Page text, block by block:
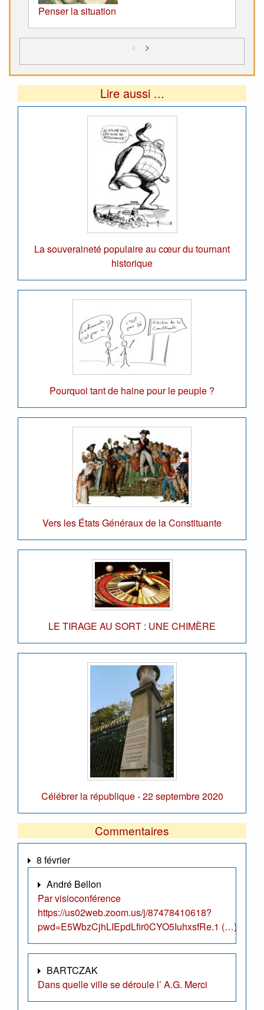
Penser la situation
< >
Lire aussi ...
La souveraineté populaire au cœur du tournant
historique
Pourquoi tant de haine pour le peuple ?
Vers les États Généraux de la Constituante
LE TIRAGE AU SORT : UNE CHIMÈRE
Célébrer la république - 22 septembre 2020
Commentaires
8 février
André Bellon
Par visioconférence
https://us02web.zoom.us/j/87478410618?
pwd=E5WbzCjhLIEpdLfir0CYO5IuhxsfRe.1 (…)
BARTCZAK
Dans quelle ville se déroule l’ A.G. Merci